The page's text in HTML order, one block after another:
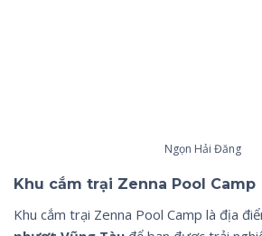
Ngọn Hải Đăng
Khu cắm trại Zenna Pool Camp
Khu cắm trại Zenna Pool Camp là địa